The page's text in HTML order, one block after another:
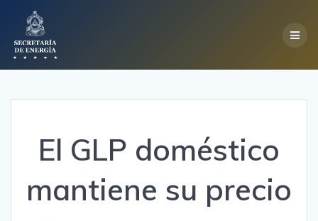
El GLP doméstico
mantiene su precio